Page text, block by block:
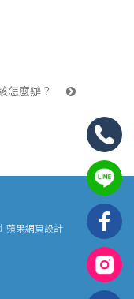
怎麼辦？
蘋果網頁設計